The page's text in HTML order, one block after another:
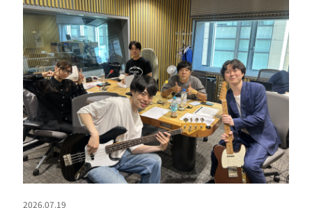
2026.07.19